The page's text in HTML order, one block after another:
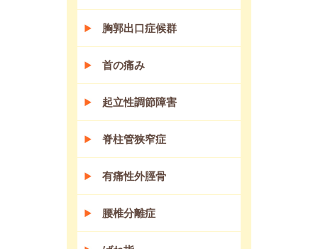
胸郭出口症候群
首の痛み
起立性調節障害
脊柱管狭窄症
有痛性外脛骨
腰椎分離症